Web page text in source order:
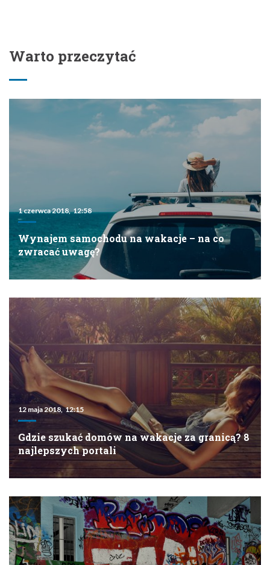
Warto przeczytać
1 czerwca 2018, 12:58
Wynajem samochodu na wakacje – na co
zwracać uwagę?
12 maja 2018, 12:15
Gdzie szukać domów na wakacje za granicą? 8
najlepszych portali